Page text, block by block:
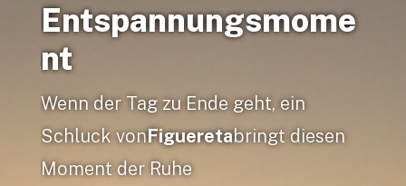
Entspannungsmome
nt
Wenn der Tag zu Ende geht, ein
Schluck vonFigueretabringt diesen
Moment der Ruhe